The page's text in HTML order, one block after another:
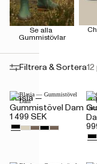
Se alla
Gummistövlar
Filtrera & Sortera
Blasia —
Gummistövel Dam
1 499 SEK